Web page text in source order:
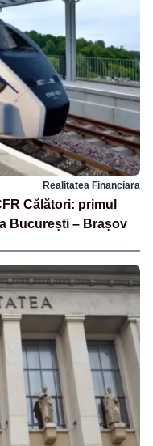
Realitatea Financiara
Călători: primul
București – Brașov